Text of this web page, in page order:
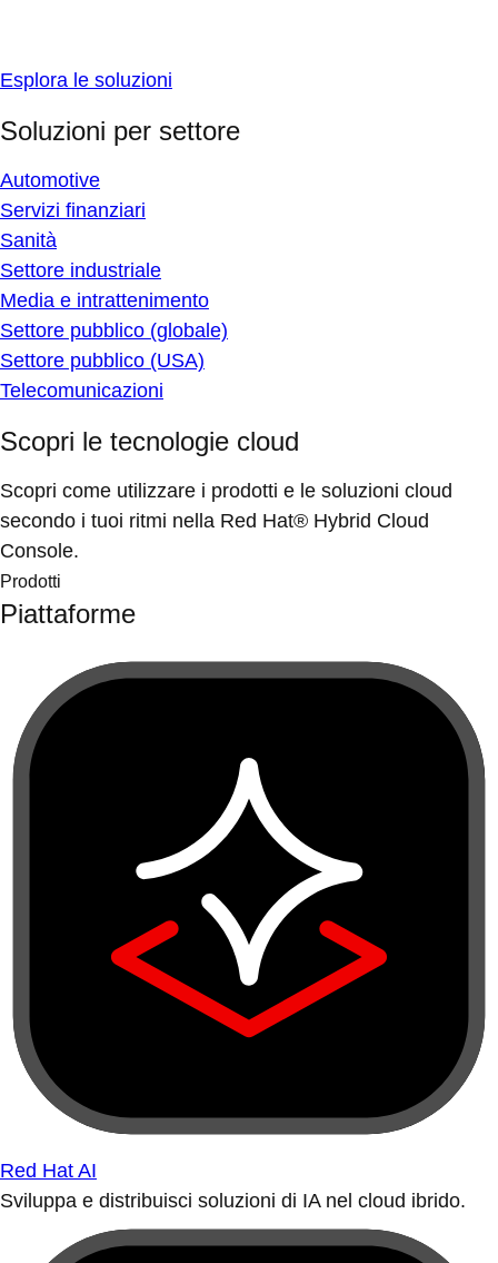
Esplora le soluzioni
Soluzioni per settore
Automotive
Servizi finanziari
Sanità
Settore industriale
Media e intrattenimento
Settore pubblico (globale)
Settore pubblico (USA)
Telecomunicazioni
Scopri le tecnologie cloud
Scopri come utilizzare i prodotti e le soluzioni cloud
secondo i tuoi ritmi nella Red Hat® Hybrid Cloud
Console.
Prodotti
Piattaforme
Red Hat AI
Sviluppa e distribuisci soluzioni di IA nel cloud ibrido.